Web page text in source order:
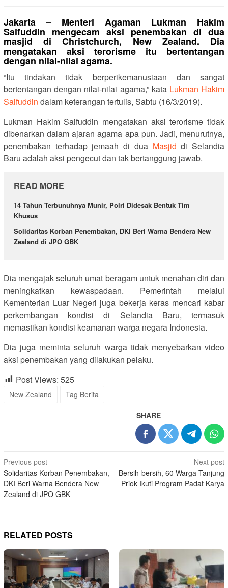
Jakarta – Menteri Agaman Lukman Hakim
Saifuddin mengecam aksi penembakan di dua
masjid di Christchurch, New Zealand. Dia
mengatakan aksi terorisme itu bertentangan
dengan nilai-nilai agama.
“Itu tindakan tidak berperikemanusiaan dan sangat
bertentangan dengan nilai-nilai agama,” kata Lukman Hakim
Saifuddin dalam keterangan tertulis, Sabtu (16/3/2019).
Lukman Hakim Saifuddin mengatakan aksi terorisme tidak
dibenarkan dalam ajaran agama apa pun. Jadi, menurutnya,
penembakan terhadap jemaah di dua Masjid di Selandia
Baru adalah aksi pengecut dan tak bertanggung jawab.
READ MORE
14 Tahun Terbunuhnya Munir, Polri Didesak Bentuk Tim
Khusus
Solidaritas Korban Penembakan, DKI Beri Warna Bendera New
Zealand di JPO GBK
Dia mengajak seluruh umat beragam untuk menahan diri dan
meningkatkan kewaspadaan. Pemerintah melalui
Kementerian Luar Negeri juga bekerja keras mencari kabar
perkembangan kondisi di Selandia Baru, termasuk
memastikan kondisi keamanan warga negara Indonesia.
Dia juga meminta seluruh warga tidak menyebarkan video
aksi penembakan yang dilakukan pelaku.
Post Views: 525
New Zealand Tag Berita
SHARE
Post
navigation
Previous post
Solidaritas Korban Penembakan,
DKI Beri Warna Bendera New
Zealand di JPO GBK
Next post
Bersih-bersih, 60 Warga Tanjung
Priok Ikuti Program Padat Karya
RELATED POSTS